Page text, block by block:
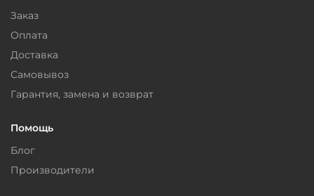
Заказ
Оплата
Доставка
Самовывоз
Гарантия, замена и возврат
Помощь
Блог
Производители